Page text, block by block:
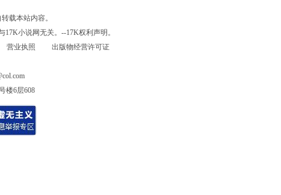
载本站内容。
小说网无关。--17K权利声明。
营业执照
出版物经营许可证
楼6层608